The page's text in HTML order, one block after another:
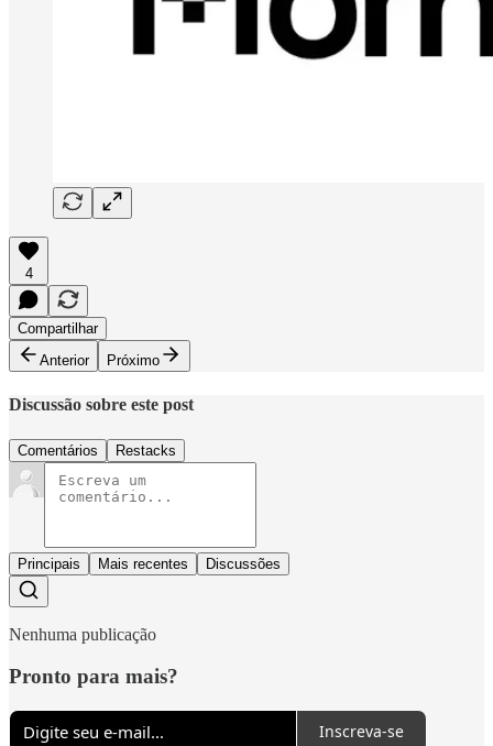
4
Compartilhar
Anterior
Próximo
Discussão sobre este post
Comentários Restacks
Principais Mais recentes Discussões
Nenhuma publicação
Pronto para mais?
Inscreva-se